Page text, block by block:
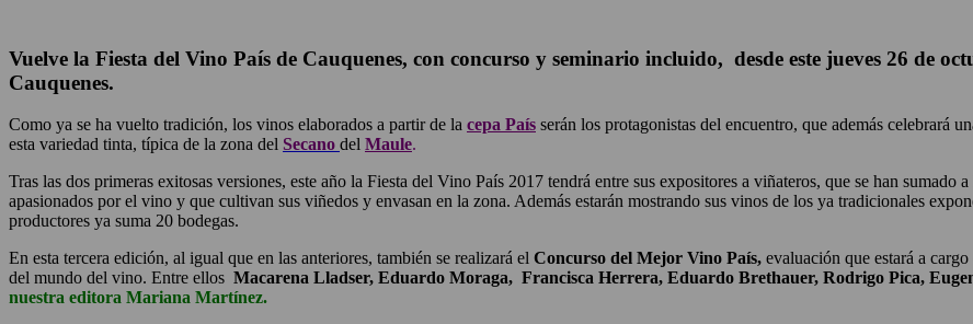
Vuelve la Fiesta del Vino País de Cauquenes, con concurso y seminario incluido, desde este jueves 26 de
Cauquenes.
Como ya se ha vuelto tradición, los vinos elaborados a partir de la cepa País serán los protagonistas del encuentro, que además celebrará
esta variedad tinta, típica de la zona del Secano del Maule.
Tras las dos primeras exitosas versiones, este año la Fiesta del Vino País 2017 tendrá entre sus expositores a viñateros, que se han
apasionados por el vino y que cultivan sus viñedos y envasan en la zona. Además estarán mostrando sus vinos de los ya tradicionales
productores ya suma 20 bodegas.
En esta tercera edición, al igual que en las anteriores, también se realizará el Concurso del Mejor Vino País, evaluación que estará a
del mundo del vino. Entre ellos Macarena Lladser, Eduardo Moraga, Francisca Herrera, Eduardo Brethauer, Rodrigo Pica,
nuestra editora Mariana Martínez.